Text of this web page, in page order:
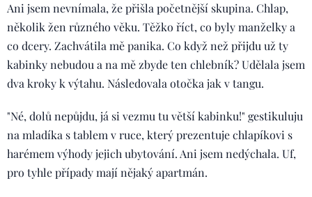
Ani jsem nevnímala, že přišla početnější skupina. Chlap,
několik žen různého věku. Těžko říct, co byly manželky a
co dcery. Zachvátila mě panika. Co když než přijdu už ty
kabinky nebudou a na mě zbyde ten chlebník? Udělala jsem
dva kroky k výtahu. Následovala otočka jak v tangu.
"Né, dolů nepůjdu, já si vezmu tu větší kabinku!" gestikuluju
na mladíka s tablem v ruce, který prezentuje chlapíkovi s
harémem výhody jejich ubytování. Ani jsem nedýchala. Uf,
pro tyhle případy mají nějaký apartmán.